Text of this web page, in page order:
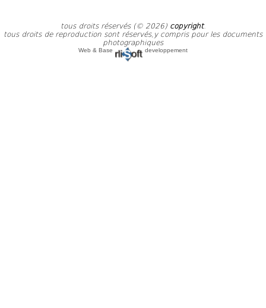
tous droits réservés (© 2026) copyright.
tous droits de reproduction sont réservés,y compris pour les documents
photographiques
Web & Base developpement